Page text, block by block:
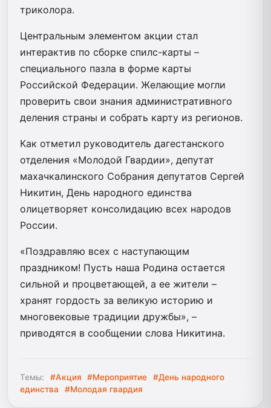
триколора.
Центральным элементом акции стал
интерактив по сборке спилс-карты –
специального пазла в форме карты
Российской Федерации. Желающие могли
проверить свои знания административного
деления страны и собрать карту из регионов.
Как отметил руководитель дагестанского
отделения «Молодой Гвардии», депутат
махачкалинского Собрания депутатов Сергей
Никитин, День народного единства
олицетворяет консолидацию всех народов
России.
«Поздравляю всех с наступающим
праздником! Пусть наша Родина остается
сильной и процветающей, а ее жители –
хранят гордость за великую историю и
многовековые традиции дружбы», –
приводятся в сообщении слова Никитина.
Темы: #Акция #Мероприятие
#День народного
единства
#Молодая гвардия